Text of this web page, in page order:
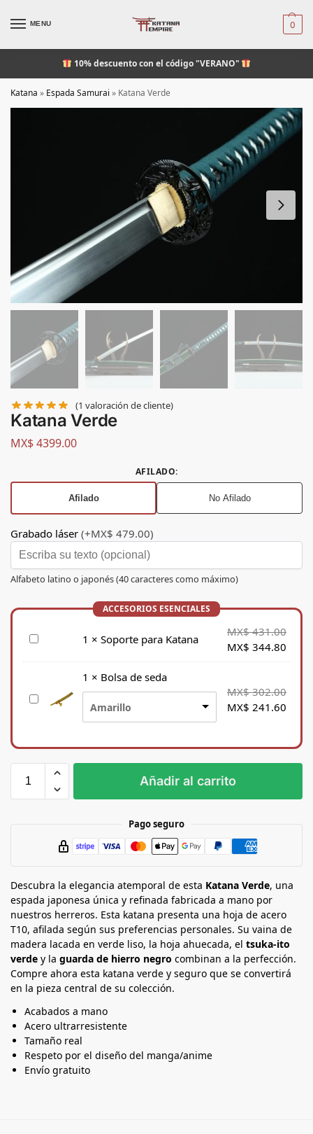
MENU 0
10% descuentocon el código "VERANO"
Katana » Espada Samurai » Katana Verde
(1 valoración de cliente)
Katana Verde
MX$4399.00
AFILADO:
Afilado No Afilado
Grabado láser (+MX$ 479.00)
Alfabeto latino o japonés (40 caracteres como máximo)
S
r
p
a
r
a
1 × Soporte para Katana
MX$431.00
MX$ 344.80
B
s
a
d
1 × Bolsa de seda
Amarillo
MX$302.00
MX$ 241.60
Añadir al carrito
Pago seguro
Descubra la elegancia atemporal de esta Katana Verde, una
espada japonesa única y refinada fabricada a mano por
nuestros herreros. Esta katana presenta una hoja de acero
T10, afilada según sus preferencias personales. Su vaina de
madera lacada en verde liso, la hoja ahuecada, el tsuka-ito
verde y la guarda de hierro negro combinan a la perfección.
Compre ahora esta katana verde y seguro que se convertirá
en la pieza central de su colección.
Acabados a mano
Acero ultrarresistente
Tamaño real
Respeto por el diseño del manga/anime
Envío gratuito